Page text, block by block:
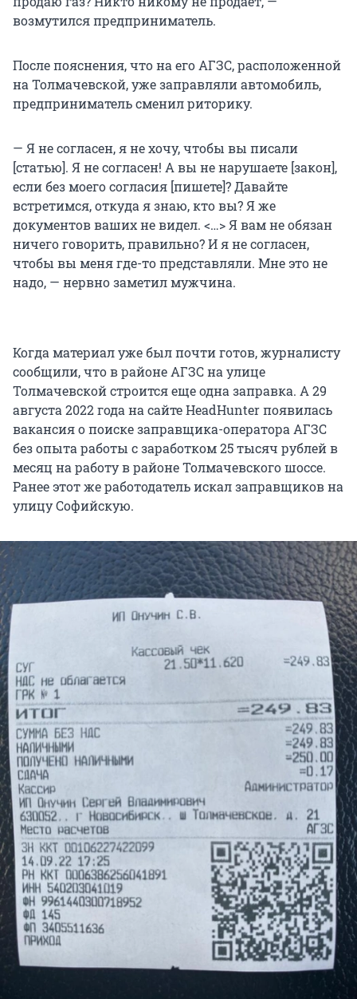
возмутился предприниматель.
После пояснения, что на его АГЗС, расположенной
на Толмачевской, уже заправляли автомобиль,
предприниматель сменил риторику.
— Я не согласен, я не хочу, чтобы вы писали
[статью]. Я не согласен! А вы не нарушаете [закон],
если без моего согласия [пишете]? Давайте
встретимся, откуда я знаю, кто вы? Я же
документов ваших не видел. <…> Я вам не обязан
ничего говорить, правильно? И я не согласен,
чтобы вы меня где-то представляли. Мне это не
надо, — нервно заметил мужчина.
Когда материал уже был почти готов, журналисту
сообщили, что в районе АГЗС на улице
Толмачевской строится еще одна заправка. А 29
августа 2022 года на сайте HeadHunter появилась
вакансия о поиске заправщика-оператора АГЗС
без опыта работы с заработком 25 тысяч рублей в
месяц на работу в районе Толмачевского шоссе.
Ранее этот же работодатель искал заправщиков на
улицу Софийскую.